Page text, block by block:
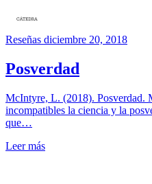
Reseñas diciembre 20, 2018
Posverdad
McIntyre, L. (2018). Posverdad.
incompatibles la ciencia y la
que…
Leer más